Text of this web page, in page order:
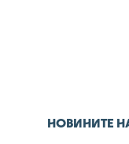
НОВИНИТЕ